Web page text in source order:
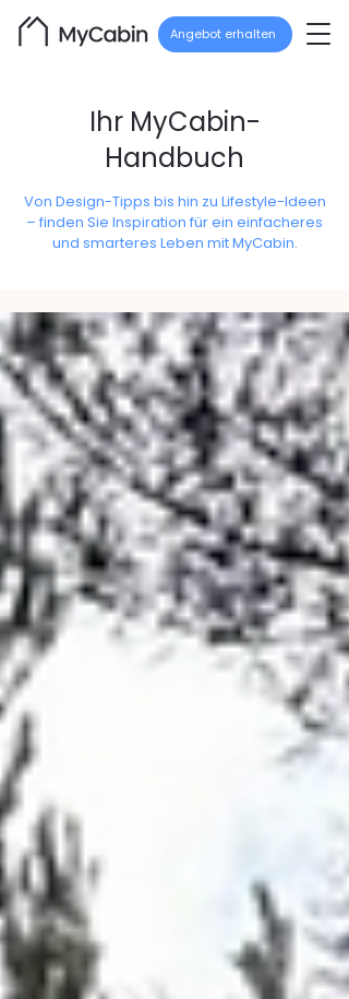
Angebot erhalten
Ihr MyCabin-
Handbuch
Von Design-Tipps bis hin zu Lifestyle-Ideen
– finden Sie Inspiration für ein einfacheres
und smarteres Leben mit MyCabin.